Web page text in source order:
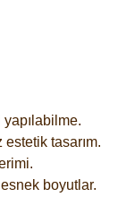
tasarım.
boyutlar.